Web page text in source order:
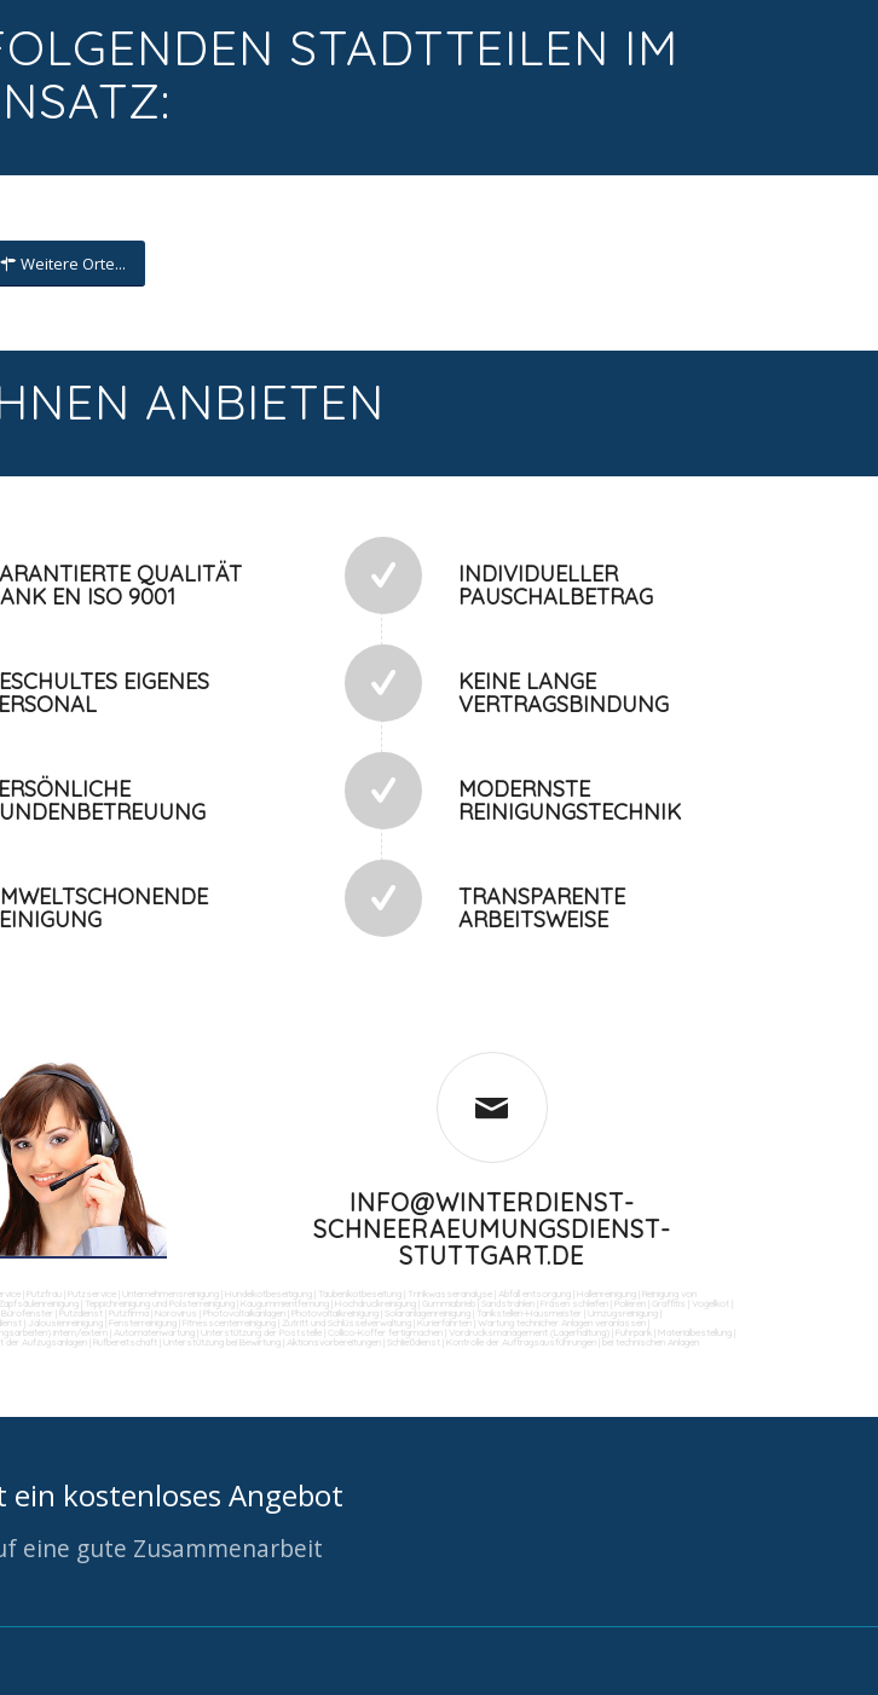
STADTTEILEN IM
Weitere Orte...
ANBIETEN
QUALITÄT
EN ISO 9001
EIGENES
INDIVIDUELLER
PAUSCHALBETRAG
KEINE LANGE
VERTRAGSBINDUNG
MODERNSTE
REINIGUNGSTECHNIK
TRANSPARENTE
ARBEITSWEISE
INFO@WINTERDIENST-
SCHNEERAEUMUNGSDIENST-
STUTTGART.DE
|Putzfrau |Putzservice |Unternehmensreinigung |Hundekotbeseitigung Taubenkotbeseitung Trinkwasseranalyse Abfall entsorgung |Hallenreinigung |Reinigung von
Zapfsäulenreinigung Teppichreinigung und Polsterreinigung |Kaugummientfernung |Hochdruckreinigung Gummiabrieb | Sandstrahlen |Fräsen schleifen |Polieren Graffitis Vogelkot
|Bürofenster |Putzdienst |Putzfirma |Norovirus |Photovoltaikanlagen |Photovoltaikreinigung Solaranlagenreinigung Tankstellen-Hausmeister |Umzugsreinigung
Jalousienreinigung |Fensterreinigung |Fitnesscenterreinigung Zutritt und Schlüsselverwaltung |Kurierfahrten Wartung technicher Anlagen veranlassen
intern/extern Automatenwartung |Unterstützung der Poststelle Collico-Koffer fertigmachen Vordrucksmanagement (Lagerhaltung) |Fuhrpark |Materialbestellung
Aufzugsanlagen |Rufbereitschaft |Unterstützung bei Bewirtung Aktionsvorbereitungen Schließdienst |Kontrolle der Auftragsausführungen
bei technischen Anlagen
ein kostenloses Angebot
eine gute Zusammenarbeit